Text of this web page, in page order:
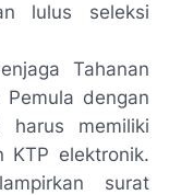
lulus seleksi
Tahanan
Pemula dengan
harus memiliki
KTP elektronik.
surat